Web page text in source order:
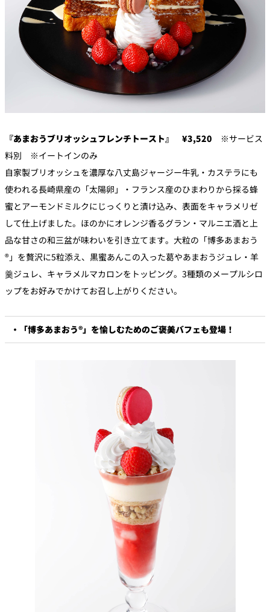
『あまおうブリオッシュフレンチトースト』 ¥3,520 ※サービス
料別 ※イートインのみ
自家製ブリオッシュを濃厚な八丈島ジャージー牛乳・カステラにも
使われる長崎県産の「太陽卵」・フランス産のひまわりから採る蜂
蜜とアーモンドミルクにじっくりと漬け込み、表面をキャラメリゼ
して仕上げました。ほのかにオレンジ香るグラン・マルニエ酒と上
品な甘さの和三盆が味わいを引き立てます。大粒の「博多あまおう
®」を贅沢に5粒添え、黒蜜あんこの入った葛やあまおうジュレ・羊
羹ジュレ、キャラメルマカロンをトッピング。3種類のメープルシロ
ップをお好みでかけてお召し上がりください。
・「博多あまおう®」を愉しむためのご褒美バフェも登場！